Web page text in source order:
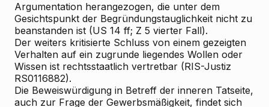
Argumentation herangezogen, die unter dem
Gesichtspunkt der Begründungstauglichkeit nicht zu
beanstanden ist (US 14 ff; Z 5 vierter Fall).
Der weiters kritisierte Schluss von einem gezeigten
Verhalten auf ein zugrunde liegendes Wollen oder
Wissen ist rechtsstaatlich vertretbar (RIS-Justiz
RS0116882).
Die Beweiswürdigung in Betreff der inneren Tatseite,
auch zur Frage der Gewerbsmäßigkeit, findet sich